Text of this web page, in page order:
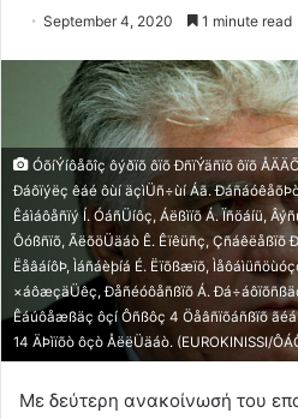
September 4, 2020 1 minute read
ÓõíÝíôåõîç ôýðïõ ôïõ ÐñïÝäñïõ ôïõ
Ðáôïýëç êáé ôùí äçìÜñ÷ùí Áã.
Êáìáôåñïý Í. ÓáñÜíôç, Áëßìïõ Á. Ïñöáíü,
Ôóßñïõ, ÃëõöÜäáò Ê. Êïêüñç, Çñáêëåßïõ
ËåâáíôÞ, Ìáñáèþíá É. Ëïõßæïõ,
×áôæçäÜêç, Ðåñéóôåñßïõ Á.
Êáúôåæßäç ôçí Ôñßôç 4 Öåâñïõáñßïõ
14 ÄÞìïõò ôçò ÅëëÜäáò. (EUROKINISSI/
Με δεύτερη ανακοίνωσή του